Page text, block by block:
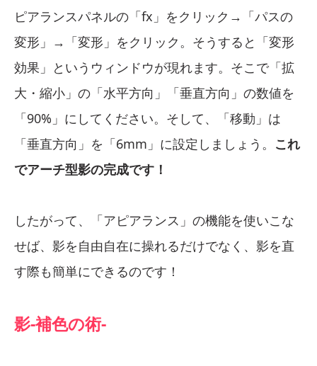
ピアランスパネルの「fx」をクリック→「パスの
変形」→「変形」をクリック。そうすると「変形
効果」というウィンドウが現れます。そこで「拡
大・縮小」の「水平方向」「垂直方向」の数値を
「90%」にしてください。そして、「移動」は
「垂直方向」を「6mm」に設定しましょう。 これ
でアーチ型影の完成です！
したがって、「アピアランス」の機能を使いこな
せば、影を自由自在に操れるだけでなく、影を直
す際も簡単にできるのです！
影-補色の術-